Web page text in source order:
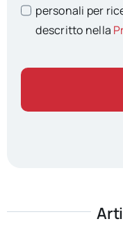
personali per
descritto nella